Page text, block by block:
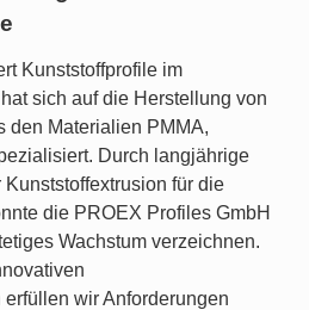
Kunststoffprofile im
sich auf die Herstellung von
den Materialien PMMA,
Durch langjährige
für die
die PROEX Profiles GmbH
Wachstum verzeichnen.
wir Anforderungen